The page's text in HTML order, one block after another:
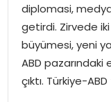
SAĞLIK
MAGAZIN
YAŞAM
diplomasi,
getirdi. Zirvede
büyümesi, yeni
ABD pazarındaki
çıktı. Türkiye-